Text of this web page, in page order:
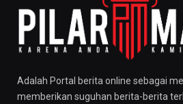
Adalah Portal berita online sebagai
memberikan suguhan berita-berita